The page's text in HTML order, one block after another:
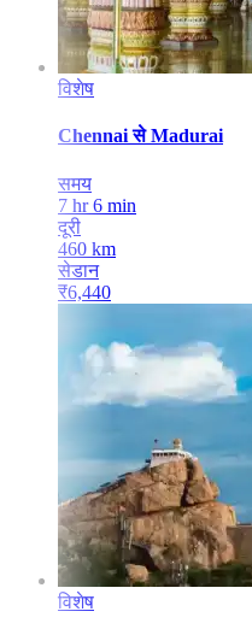
विशेष
Chennai से Madurai
समय
7 hr 6 min
दूरी
460 km
सेडान
₹6,440
विशेष